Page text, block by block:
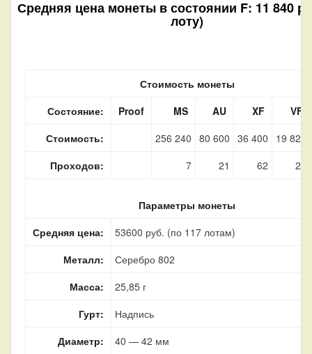
Средняя цена монеты в состоянии F: 11 840
лоту)
Стоимость монеты
Состояние:
Proof MS AU XF
VF
Стоимость:
256 240 80 600 36 400
19 820
Проходов:
7 21 62 26
Параметры монеты
Средняя цена:
53600 руб. (по 117 лотам)
Металл:
Серебро 802
Масса:
25,85 г
Гурт:
Надпись
Диаметр:
40 — 42 мм